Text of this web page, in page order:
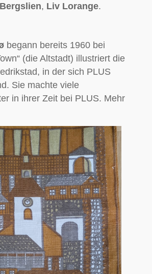
, Liv Lorange.
begann bereits 1960 bei
(die Altstadt) illustriert die
in der sich PLUS
Sie machte viele
in ihrer Zeit bei PLUS. Mehr